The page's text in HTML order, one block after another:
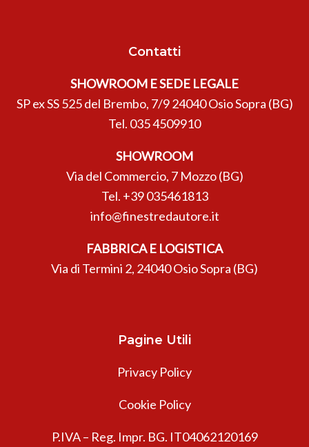
Contatti
SHOWROOM E SEDE LEGALE
SP ex SS 525 del Brembo, 7/9 24040 Osio Sopra (BG)
Tel. 035 4509910
SHOWROOM
Via del Commercio, 7 Mozzo (BG)
Tel. +39 035461813
info@finestredautore.it
FABBRICA E LOGISTICA
Via di Termini 2, 24040 Osio Sopra (BG)
Pagine Utili
Privacy Policy
Cookie Policy
P.IVA – Reg. Impr. BG. IT04062120169